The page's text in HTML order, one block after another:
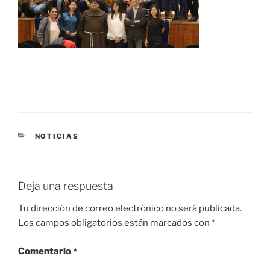
CATEGORÍAS
NOTICIAS
Deja una respuesta
Tu dirección de correo electrónico no será publicada.
Los campos obligatorios están marcados con *
Comentario*